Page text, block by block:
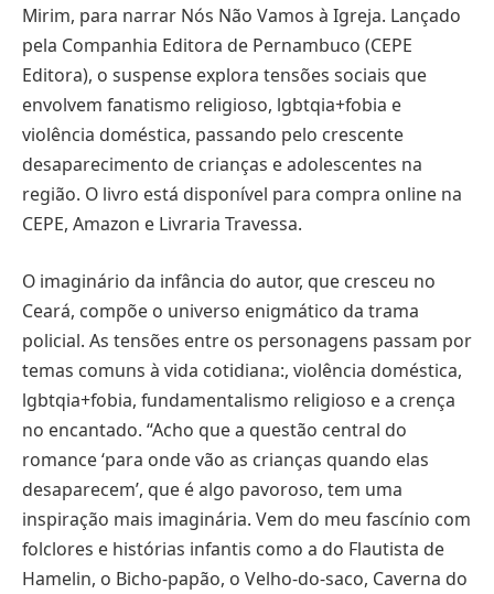
Mirim, para narrar Nós Não Vamos à Igreja. Lançado
pela Companhia Editora de Pernambuco (CEPE
Editora), o suspense explora tensões sociais que
envolvem fanatismo religioso, lgbtqia+fobia e
violência doméstica, passando pelo crescente
desaparecimento de crianças e adolescentes na
região. O livro está disponível para compra online na
CEPE, Amazon e Livraria Travessa.
O imaginário da infância do autor, que cresceu no
Ceará, compõe o universo enigmático da trama
policial. As tensões entre os personagens passam por
temas comuns à vida cotidiana:, violência doméstica,
lgbtqia+fobia, fundamentalismo religioso e a crença
no encantado. “Acho que a questão central do
romance ‘para onde vão as crianças quando elas
desaparecem’, que é algo pavoroso, tem uma
inspiração mais imaginária. Vem do meu fascínio com
folclores e histórias infantis como a do Flautista de
Hamelin, o Bicho-papão, o Velho-do-saco, Caverna do